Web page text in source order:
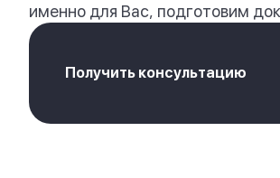
именно для Вас, подготовим
Получить консультацию